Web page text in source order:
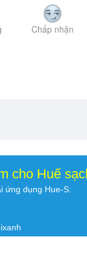
Chấp nhận
cho Huế
ứng dụng Hue-S: